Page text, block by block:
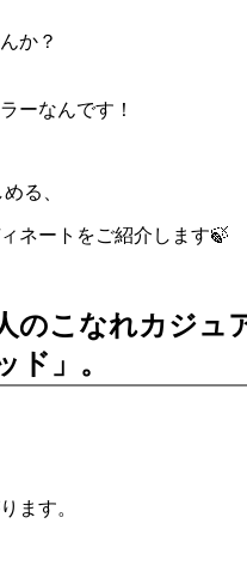
か？
ーなんです！
る、
ネートをご紹介します🍃
のこなれカジュ
」。
ます。